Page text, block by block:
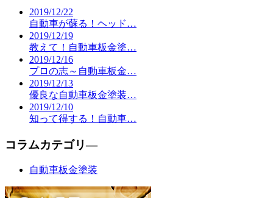
2019/12/22
自動車が蘇る！ヘッド…
2019/12/19
教えて！自動車板金塗…
2019/12/16
プロの志～自動車板金…
2019/12/13
優良な自動車板金塗装…
2019/12/10
知って得する！自動車…
コラムカテゴリ―
自動車板金塗装